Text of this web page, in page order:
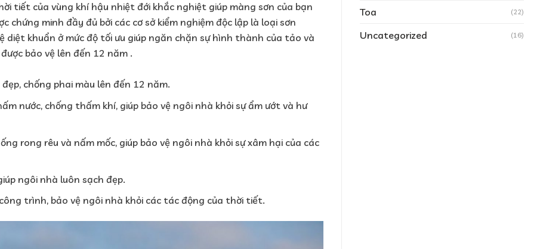
Toa (22)
Uncategorized (16)
tiết của vùng khí hậu nhiệt đới khắc nghiệt giúp màng sơn của bạn
chứng minh đầy đủ bởi các cơ sở kiểm nghiệm độc lập là loại sơn
khuẩn ở mức độ tối ưu giúp ngăn chặn sự hình thành của tảo và
bảo vệ lên đến 12 năm .
chống phai màu lên đến 12 năm.
nước, chống thấm khí, giúp bảo vệ ngôi nhà khỏi sự ẩm ướt và hư
rong rêu và nấm mốc, giúp bảo vệ ngôi nhà khỏi sự xâm hại của các
ngôi nhà luôn sạch đẹp.
trình, bảo vệ ngôi nhà khỏi các tác động của thời tiết.